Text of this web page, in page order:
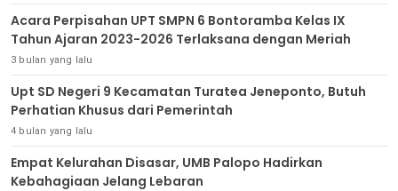
Acara Perpisahan UPT SMPN 6 Bontoramba Kelas IX
Tahun Ajaran 2023-2026 Terlaksana dengan Meriah
3 bulan yang lalu
Upt SD Negeri 9 Kecamatan Turatea Jeneponto, Butuh
Perhatian Khusus dari Pemerintah
4 bulan yang lalu
Empat Kelurahan Disasar, UMB Palopo Hadirkan
Kebahagiaan Jelang Lebaran